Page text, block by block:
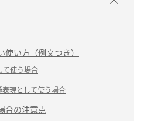
使い方（例文つき）
て使う場合
表現として使う場合
合の注意点